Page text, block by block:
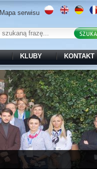
Mapa serwisu
KLUBY KONTAKT